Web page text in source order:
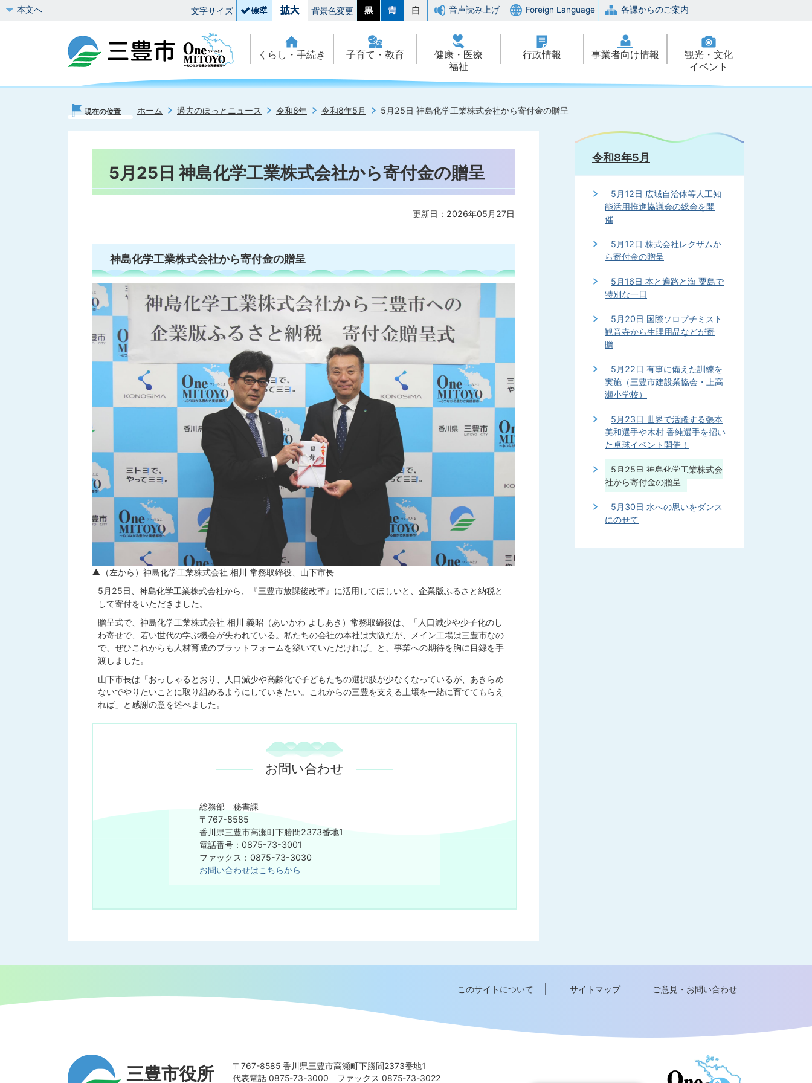
本文へ 文字サイズ 背景色変更 音声読み上げ Foreign Language 各課からのご案内
くらし・手続き 子育て・教育
健康・医療
福祉
行政情報 事業者向け情報
観光・文化
イベント
現在の位置 ホーム 過去のほっとニュース 令和8年 令和8年5月 5月25日 神島化学工業株式会社から寄付金の贈呈
5月25日 神島化学工業株式会社から寄付金の贈呈
更新日：2026年05月27日
神島化学工業株式会社から寄付金の贈呈
▲（左から）神島化学工業株式会社 相川 常務取締役、山下市長
5月25日、神島化学工業株式会社から、『三豊市放課後改革』に活用してほしいと、企業版ふるさと納税と
して寄付をいただきました。
贈呈式で、神島化学工業株式会社 相川 義昭（あいかわ よしあき）常務取締役は、「人口減少や少子化のし
わ寄せで、若い世代の学ぶ機会が失われている。私たちの会社の本社は大阪だが、メイン工場は三豊市なの
で、ぜひこれからも人材育成のプラットフォームを築いていただければ」と、事業への期待を胸に目録を手
渡しました。
山下市長は「おっしゃるとおり、人口減少や高齢化で子どもたちの選択肢が少なくなっているが、あきらめ
ないでやりたいことに取り組めるようにしていきたい。これからの三豊を支える土壌を一緒に育ててもらえ
れば」と感謝の意を述べました。
お問い合わせ
総務部 秘書課
〒767-8585
香川県三豊市高瀬町下勝間2373番地1
電話番号：0875-73-3001
​​​​​​​ファックス：0875-73-3030
お問い合わせはこちらから
令和8年5月
5月12日 広域自治体等人工知
能活用推進協議会の総会を開
催
5月12日 株式会社レクザムか
ら寄付金の贈呈
5月16日 本と遍路と海 粟島で
特別な一日
5月20日 国際ソロプチミスト
観音寺から生理用品などが寄
贈
5月22日 有事に備えた訓練を
実施（三豊市建設業協会・上高
瀬小学校）
5月23日 世界で活躍する張本
美和選手や木村 香純選手を招い
た卓球イベント開催！
5月25日 神島化学工業株式会
社から寄付金の贈呈
5月30日 水への思いをダンス
にのせて
このサイトについて サイトマップ ご意見・お問い合わせ
三豊市役所
〒767-8585 香川県三豊市高瀬町下勝間2373番地1
代表電話 0875-73-3000 ファックス 0875-73-3022